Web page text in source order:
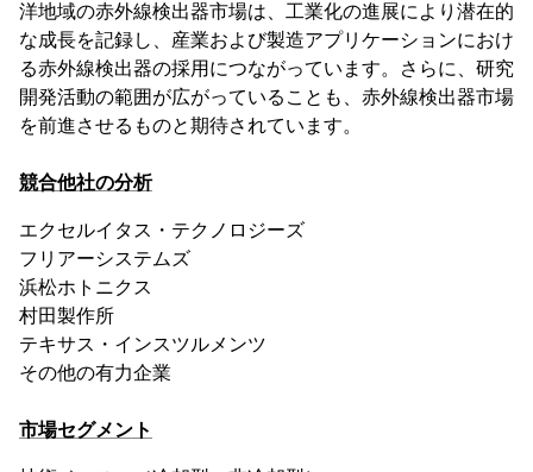
洋地域の赤外線検出器市場は、工業化の進展により潜在的
な成長を記録し、産業および製造アプリケーションにおけ
る赤外線検出器の採用につながっています。さらに、研究
開発活動の範囲が広がっていることも、赤外線検出器市場
を前進させるものと期待されています。
競合他社の分析
エクセルイタス・テクノロジーズ
フリアーシステムズ
浜松ホトニクス
村田製作所
テキサス・インスツルメンツ
その他の有力企業
市場セグメント